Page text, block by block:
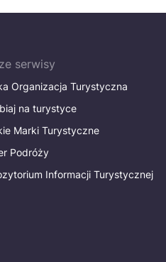
serwisy
Organizacja Turystyczna
na turystyce
Marki Turystyczne
Podróży
Informacji Turystycznej